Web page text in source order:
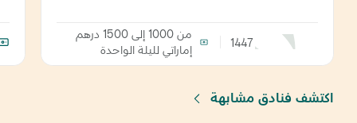
1447
من 1000 إلى 1500 درهم
إماراتي لليلة الواحدة
اكتشف فنادق مشابهة